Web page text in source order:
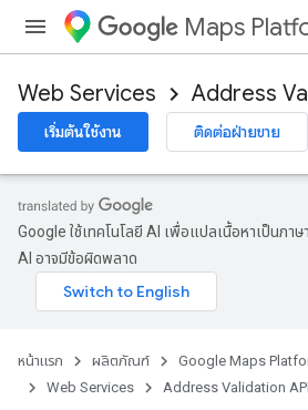
Maps
Web Services Address
เริ่มต้นใช้งาน ติดต่อฝ่ายขาย
Google ใช้เทคโนโลยี AI เพื่อแปลเนื้อหาเป็นภ
AI อาจมีข้อผิดพลาด
หน้าแรก ผลิตภัณฑ์ Google Maps
Web Services
Address Validation API